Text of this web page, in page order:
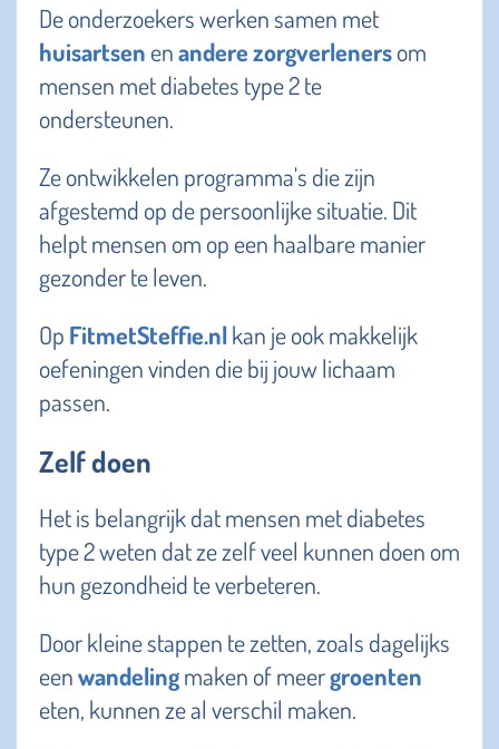
De onderzoekers werken samen met
huisartsen enandere zorgverlenersom
mensen met diabetes type 2 te
ondersteunen.
Ze ontwikkelen programma's die zijn
afgestemd op de persoonlijke situatie. Dit
helpt mensen om op een haalbare manier
gezonder te leven.
Op FitmetSteffie.nlkan je ook makkelijk
oefeningen vinden die bij jouw lichaam
passen.
Zelf doen
Het is belangrijk dat mensen met diabetes
type 2 weten dat ze zelf veel kunnen doen om
hun gezondheid te verbeteren.
Door kleine stappen te zetten, zoals dagelijks
eenwandelingmaken of meergroenten
eten, kunnen ze al verschil maken.